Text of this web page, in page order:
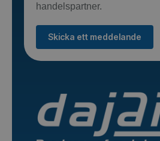
handelspartner.
Skicka ett meddelande